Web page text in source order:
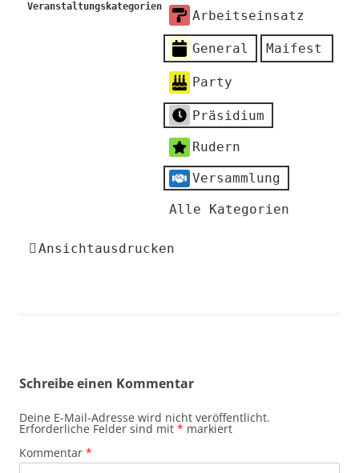
Veranstaltungskategorien
Arbeitseinsatz
General Maifest
Party
Präsidium
Rudern
Versammlung
Alle Kategorien
Ansichtausdrucken
Schreibe einen Kommentar
Deine E-Mail-Adresse wird nicht veröffentlicht.
Erforderliche Felder sind mit * markiert
Kommentar *